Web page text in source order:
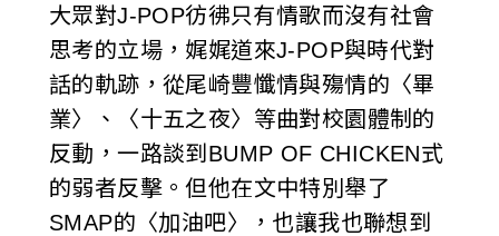
大眾對J-POP彷彿只有情歌而沒有社會
思考的立場，娓娓道來J-POP與時代對
話的軌跡，從尾崎豐懺情與殤情的〈畢
業〉、〈十五之夜〉等曲對校園體制的
反動，一路談到BUMP OF CHICKEN式
的弱者反擊。但他在文中特別舉了
SMAP的〈加油吧〉，也讓我也聯想到